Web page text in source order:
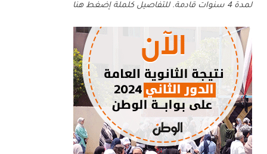
لمدة 4 سنوات قادمة. للتفاصيل كلملة إضغط هنا